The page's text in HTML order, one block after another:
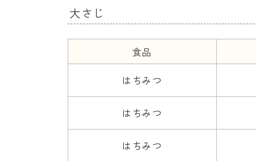
大さじ
食品
はちみつ
はちみつ
はちみつ